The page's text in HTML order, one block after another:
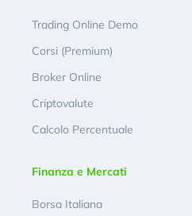
Trading Online Demo
Corsi (Premium)
Broker Online
Criptovalute
Calcolo Percentuale
Finanza e Mercati
Borsa Italiana